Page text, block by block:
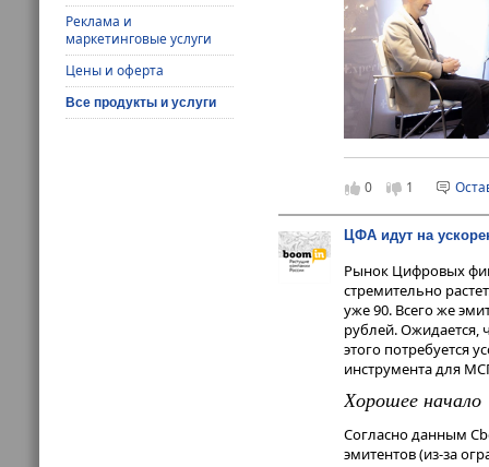
Реклама и
маркетинговые услуги
Цены и оферта
Все продукты и услуги
С приветственным
Решения»
пленарное
хорошо?».
истощается: обзор
корпоративным
«Заемщики на
за
до цикла
По мнению
условий на
0 1
ЦФА идут на
Рынок Цифровых
стремительно
уже 90. Всего же
рублей. Ожидается,
этого потребуется
инструмента для
Хорошее начало
Согласно данным
эмитентов (из-за